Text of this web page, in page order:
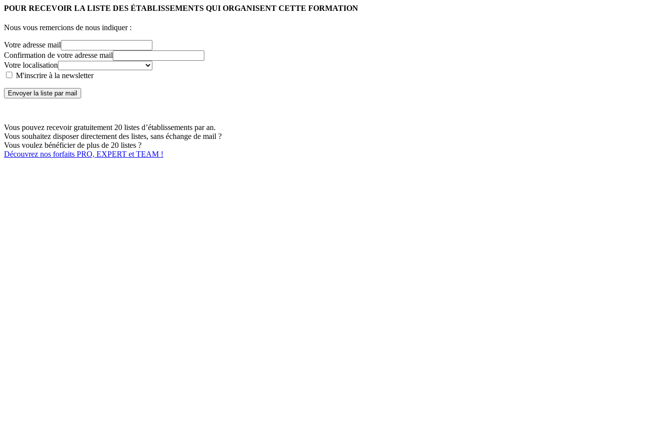
POUR RECEVOIR LA LISTE DES ÉTABLISSEMENTS QUI ORGANISENT CETTE FORMATION
Nous vous remercions de nous indiquer :
Votre adresse mail
Confirmation de votre adresse mail
Votre localisation
M'inscrire à la newsletter
Envoyer la liste par mail
Vous pouvez recevoir gratuitement 20 listes d’établissements par an.
Vous souhaitez disposer directement des listes, sans échange de mail ?
Vous voulez bénéficier de plus de 20 listes ?
Découvrez nos forfaits PRO, EXPERT et TEAM !